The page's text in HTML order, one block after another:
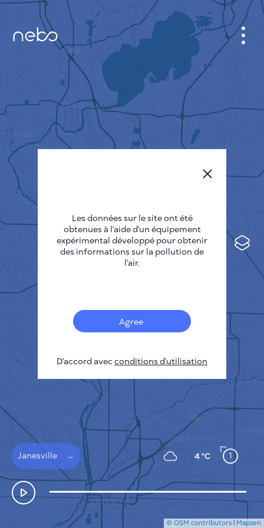
Janesville 4 °C 1
CABINET
CARTES DES VILLES
SENSOR NEBO
A PROPOS DE NOUS
Deutsch
Español
Français
COMMENT ÇA MARCHE
POLITIQUE DE CONFIDENTIALITÉ
CONDITIONS GÉNÉRALES D'UTILISATION
GUIDE D'INSTALLATION
API
FAQ
NOUS CONTACTER
© OSM contributors | Mapzen
Les données sur le site ont été
obtenues à l'aide d'un équipement
expérimental développé pour obtenir
des informations sur la pollution de
l'air.
Agree
D'accord avecconditions d'utilisation